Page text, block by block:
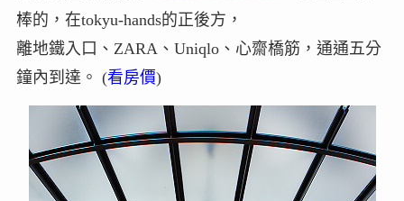
棒的，在tokyu-hands的正後方，
離地鐵入口、ZARA、Uniqlo、心齋橋筋，通通五分
鐘內到達。 (看房價)